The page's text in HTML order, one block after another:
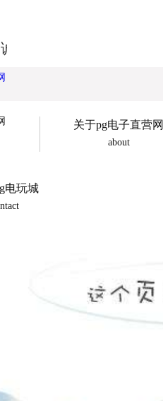
广告欢迎您
关于pg电子直营网
about
电玩城